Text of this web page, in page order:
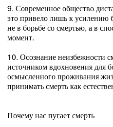
9. Современное общество
это привело лишь к усилению
не в борьбе со смертью, а в
момент.
10. Осознание неизбежности
источником вдохновения для
осмысленного проживания
принимать смерть как
Почему нас пугает смерть